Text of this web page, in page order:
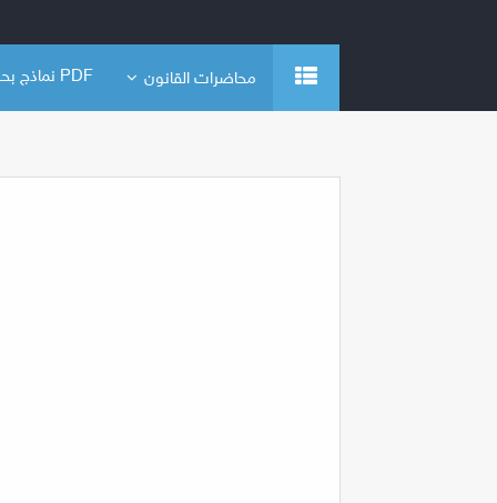
محاضرات القانون PDF نماذج بحوث